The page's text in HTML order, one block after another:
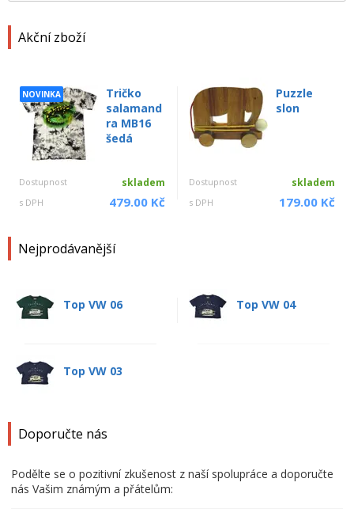
Akční zboží
NOVINKA
Tričko
salamand
ra MB16
šedá
Dostupnost skladem
s DPH 479.00 Kč
Puzzle
slon
Dostupnost skladem
s DPH 179.00 Kč
Nejprodávanější
Top VW 06 Top VW 04
Top VW 03
Doporučte nás
Podělte se o pozitivní zkušenost z naší spolupráce a doporučte
nás Vašim známým a přátelům: